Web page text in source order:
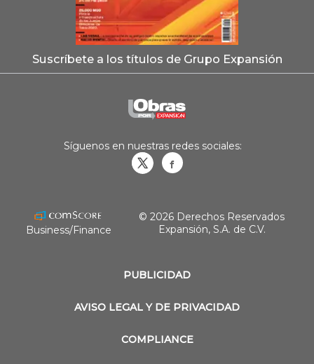
Suscríbete a los títulos de Grupo Expansión
PUBLICIDAD
AVISO LEGAL Y DE PRIVACIDAD
COMPLIANCE
Síguenos en nuestras redes sociales:
Business/Finance
© 2026 Derechos Reservados
Expansión, S.A. de C.V.